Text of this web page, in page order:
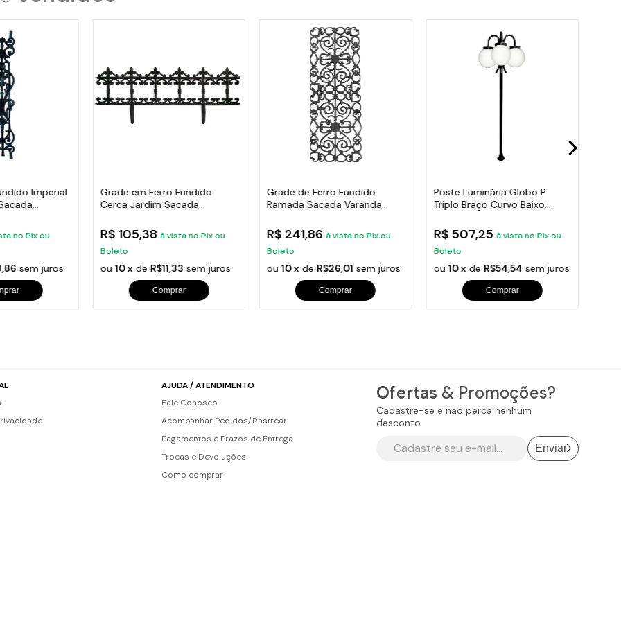
Imperial
no Pix ou
sem juros
Grade em Ferro Fundido
Cerca Jardim Sacada
R$ 105,38 à vista no Pix ou
Boleto
ou10 x de R$11,33 sem juros
Comprar
Grade de Ferro Fundido
Ramada Sacada Varanda
R$ 241,86 à vista no Pix ou
Boleto
ou10 x de R$26,01 sem juros
Comprar
Poste Luminária Globo P
Triplo Braço Curvo Baixo
R$ 507,25 à vista no Pix ou
Boleto
ou10 x de R$54,54 sem juros
Comprar
AJUDA / ATENDIMENTO
Fale Conosco
Acompanhar Pedidos/Rastrear
Pagamentos e Prazos de Entrega
Trocas e Devoluções
Como comprar
Ofertas & Promoções?
Cadastre-se e não perca nenhum
desconto
Enviar